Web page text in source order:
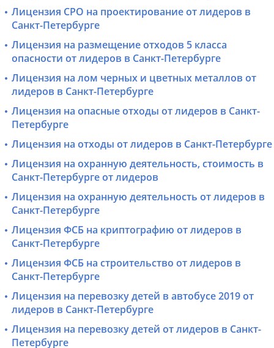
Лицензия СРО на проектирование от лидеров в
Санкт-Петербурге
Лицензия на размещение отходов 5 класса
опасности от лидеров в Санкт-Петербурге
Лицензия на лом черных и цветных металлов от
лидеров в Санкт-Петербурге
Лицензия на опасные отходы от лидеров в Санкт-
Петербурге
Лицензия на отходы от лидеров в Санкт-Петербурге
Лицензия на охранную деятельность, стоимость в
Санкт-Петербурге от лидеров
Лицензия на охранную деятельность от лидеров в
Санкт-Петербурге
Лицензия ФСБ на криптографию от лидеров в
Санкт-Петербурге
Лицензия ФСБ на строительство от лидеров в
Санкт-Петербурге
Лицензия на перевозку детей в автобусе 2019 от
лидеров в Санкт-Петербурге
Лицензия на перевозку детей от лидеров в Санкт-
Петербурге